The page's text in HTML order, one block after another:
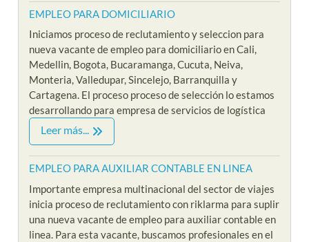
EMPLEO PARA DOMICILIARIO
Iniciamos proceso de reclutamiento y seleccion para
nueva vacante de empleo para domiciliario en Cali,
Medellin, Bogota, Bucaramanga, Cucuta, Neiva,
Monteria, Valledupar, Sincelejo, Barranquilla y
Cartagena. El proceso proceso de selección lo estamos
desarrollando para empresa de servicios de logística
Leer más...
EMPLEO PARA AUXILIAR CONTABLE EN LINEA
Importante empresa multinacional del sector de viajes
inicia proceso de reclutamiento con riklarma para suplir
una nueva vacante de empleo para auxiliar contable en
linea. Para esta vacante, buscamos profesionales en el